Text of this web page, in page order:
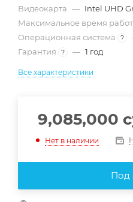
Видеокарта — Intel UHD
Максимальное время
Операционная система
?
Гарантия
? — 1 год
Все характеристики
9,085,000
Нет в наличии
Под